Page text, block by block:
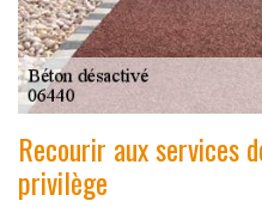
Recourir aux services
privilège